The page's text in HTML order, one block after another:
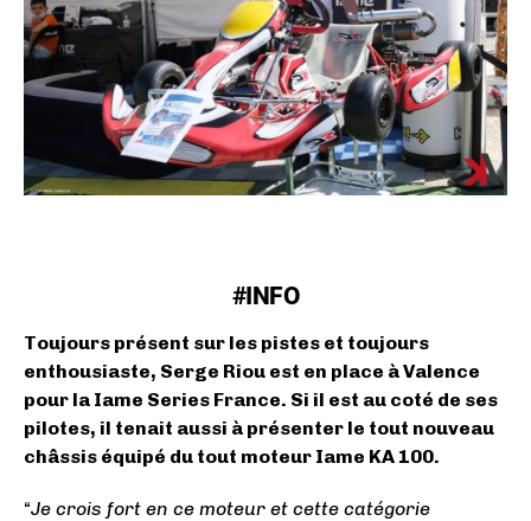
#INFO
Toujours présent sur les pistes et toujours
enthousiaste, Serge Riou est en place à Valence
pour la Iame Series France. Si il est au coté de ses
pilotes, il tenait aussi à présenter le tout nouveau
châssis équipé du tout moteur Iame KA 100.
“Je crois fort en ce moteur et cette catégorie